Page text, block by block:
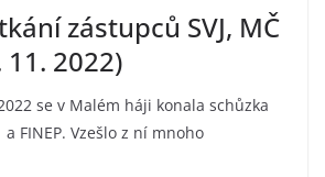
zástupců SVJ, MČ
11. 2022)
se v Malém háji konala schůzka
FINEP. Vzešlo z ní mnoho